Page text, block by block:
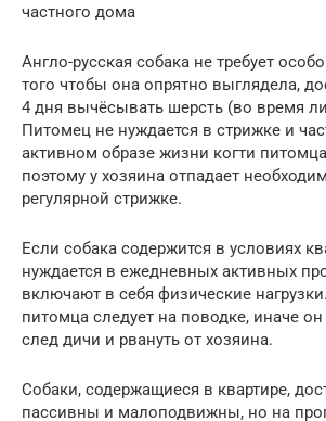
частного дома
Англо-русская собака не требует
того чтобы она опрятно выглядела,
4 дня вычёсывать шерсть (во время
Питомец не нуждается в стрижке и
активном образе жизни когти
поэтому у хозяина отпадает
регулярной стрижке.
Если собака содержится в условиях
нуждается в ежедневных активных
включают в себя физические
питомца следует на поводке, иначе
след дичи и рвануть от хозяина.
Собаки, содержащиеся в квартире,
пассивны и малоподвижны, но на